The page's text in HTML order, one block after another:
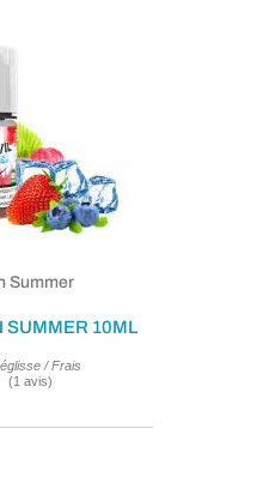
Summer
SUMMER 10ML
/ Frais